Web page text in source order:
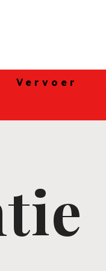
Vervoer